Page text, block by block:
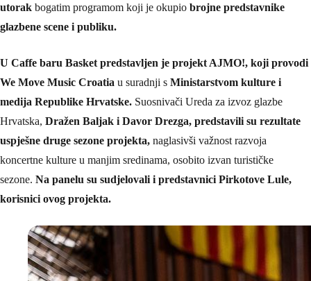
utorak bogatim programom koji je okupio brojne predstavnike
glazbene scene i publiku.
U Caffe baru Basket predstavljen je projekt AJMO!, koji provodi
We Move Music Croatia u suradnji s Ministarstvom kulture i
medija Republike Hrvatske. Suosnivači Ureda za izvoz glazbe
Hrvatska, Dražen Baljak i Davor Drezga, predstavili su rezultate
uspješne druge sezone projekta, naglasivši važnost razvoja
koncertne kulture u manjim sredinama, osobito izvan turističke
sezone. Na panelu su sudjelovali i predstavnici Pirkotove Lule,
korisnici ovog projekta.